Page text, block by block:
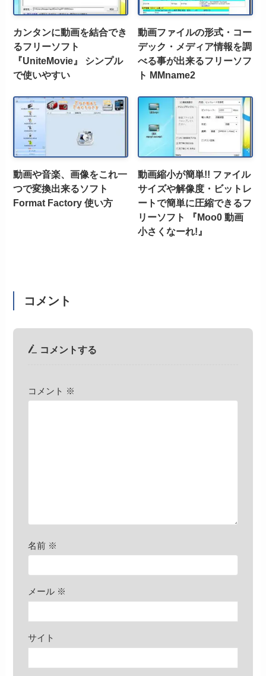
カンタンに動画を結合でき
るフリーソフト
『UniteMovie』 シンプル
で使いやすい
動画ファイルの形式・コー
デック・メディア情報を調
べる事が出来るフリーソフ
ト MMname2
動画や音楽、画像をこれ一
つで変換出来るソフト
Format Factory 使い方
動画縮小が簡単!! ファイル
サイズや解像度・ビットレ
ートで簡単に圧縮できるフ
リーソフト 『Moo0 動画
小さくなーれ!』
コメント
コメントする
コメント ※
名前 ※
メール ※
サイト